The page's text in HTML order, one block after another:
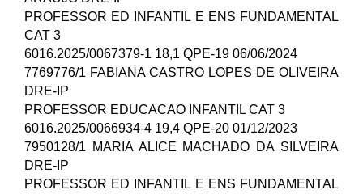
PROFESSOR ED INFANTIL E ENS FUNDAMENTAL
CAT 3
6016.2025/0067379-1 18,1 QPE-19 06/06/2024
7769776/1 FABIANA CASTRO LOPES DE OLIVEIRA
DRE-IP
PROFESSOR EDUCACAO INFANTIL CAT 3
6016.2025/0066934-4 19,4 QPE-20 01/12/2023
7950128/1 MARIA ALICE MACHADO DA SILVEIRA
DRE-IP
PROFESSOR ED INFANTIL E ENS FUNDAMENTAL